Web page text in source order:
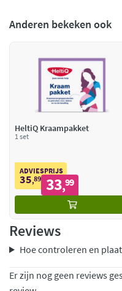
Anderen bekeken ook
HeltiQ Kraampakket
1 set
ADVIESPRIJS
35,89 33,99
Reviews
Hoe controleren en
Er zijn nog geen reviews